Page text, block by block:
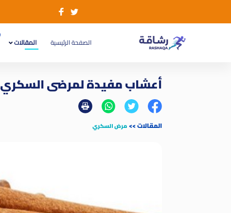
الصفحة الرئيسية
(current) المقالات
أعشاب مفيدة لمرضى السكري
المقالات>>مرض السكري